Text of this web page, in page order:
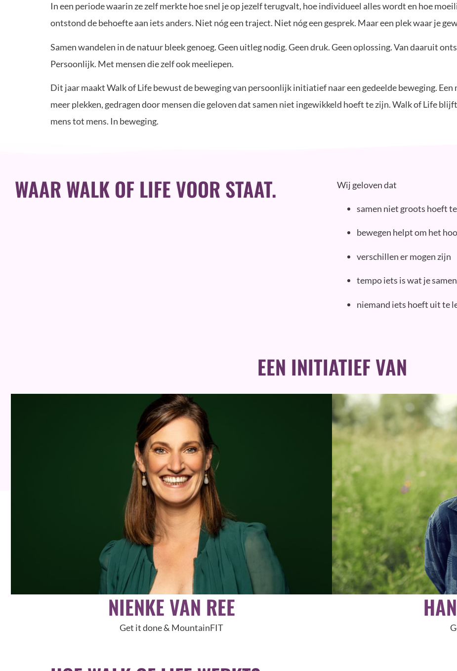
In een periode waarin ze zelf merkte hoe snel je op jezelf terugvalt, hoe individueel alles wordt en hoe
ontstond de behoefte aan iets anders. Niet nóg een traject. Niet nóg een gesprek. Maar een plek waar je
Samen wandelen in de natuur bleek genoeg. Geen uitleg nodig. Geen druk. Geen oplossing. Van daaruit
Persoonlijk. Met mensen die zelf ook meeliepen.
Dit jaar maakt Walk of Life bewust de beweging van persoonlijk initiatief naar een gedeelde beweging.
meer plekken, gedragen door mensen die geloven dat samen niet ingewikkeld hoeft te zijn. Walk of Life
mens tot mens. In beweging.
WAAR WALK OF LIFE VOOR STAAT. Wij geloven dat
samen niet groots hoeft
bewegen helpt om het
verschillen er mogen zijn
tempo iets is wat je
niemand iets hoeft uit te
EEN INITIATIEF VAN
NIENKE VAN REE
Get it done & MountainFIT